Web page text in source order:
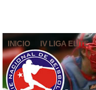
INICIO IV LIGA ELITE